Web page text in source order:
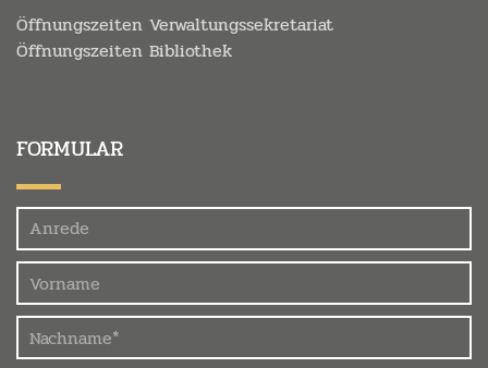
Öffnungszeiten Verwaltungssekretariat
Öffnungszeiten Bibliothek
FORMULAR
Felder